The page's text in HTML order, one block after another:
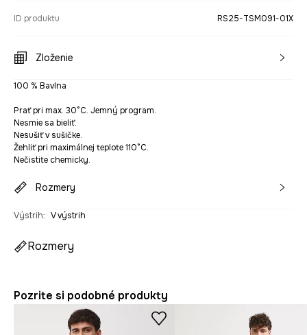
ID produktu RS25-TSM091-01X
Zloženie
100 % Bavlna
Prať pri max. 30°C. Jemný program.
Nesmie sa bieliť.
Nesušiť v sušičke.
Žehliť pri maximálnej teplote 110°C.
Nečistite chemicky.
Rozmery
Výstrih: V výstrih
Rozmery
Pozrite si podobné produkty